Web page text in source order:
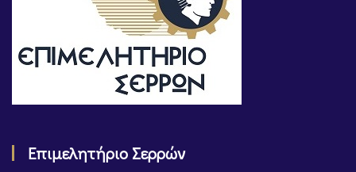
Επιμελητήριο Σερρών